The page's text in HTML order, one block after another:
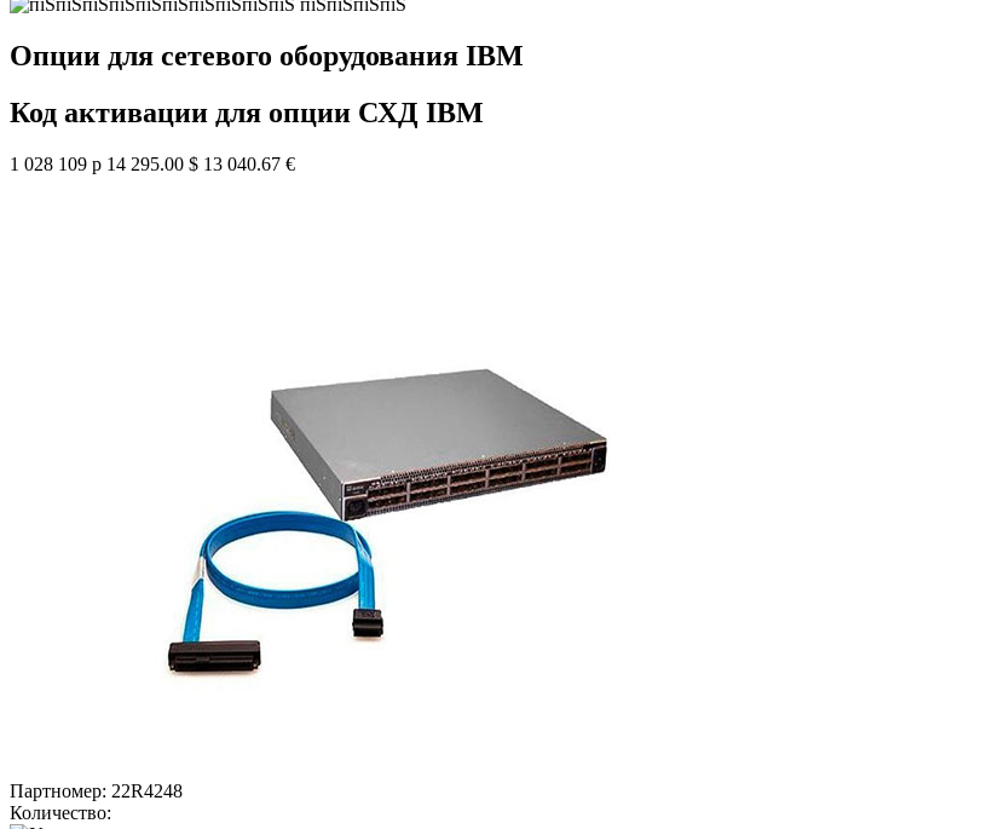
Опции для сетевого оборудования IBM
Код активации для опции СХД IBM
1 028 109 р 14 295.00 $ 13 040.67 €
Партномер: 22R4248
Количество: